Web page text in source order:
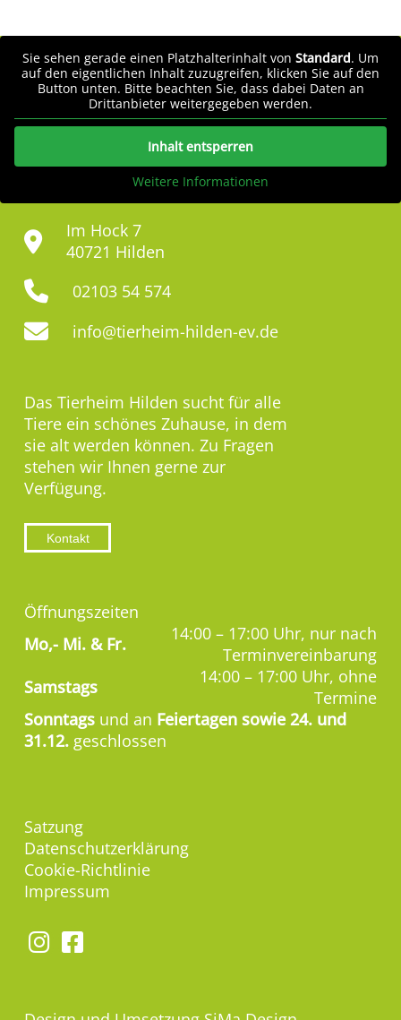
Sie sehen gerade einen Platzhalterinhalt von Standard. Um
auf den eigentlichen Inhalt zuzugreifen, klicken Sie auf den
Button unten. Bitte beachten Sie, dass dabei Daten an
Drittanbieter weitergegeben werden.
Inhalt entsperren
Weitere Informationen
Im Hock 7
40721 Hilden
02103 54 574
info@tierheim-hilden-ev.de
Das Tierheim Hilden sucht für alle
Tiere ein schönes Zuhause, in dem
sie alt werden können. Zu Fragen
stehen wir Ihnen gerne zur
Verfügung.
Kontakt
Öffnungszeiten
Mo,- Mi. & Fr.
14:00 – 17:00 Uhr, nur nach
Terminvereinbarung
Samstags
14:00 – 17:00 Uhr, ohne
Termine
Sonntags und an Feiertagen sowie 24. und
31.12. geschlossen
Satzung
Datenschutzerklärung
Cookie-Richtlinie
Impressum